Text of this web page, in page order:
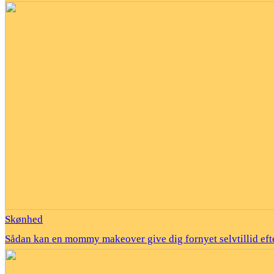
Skønhed
Sådan kan en mommy makeover give dig fornyet selvtillid